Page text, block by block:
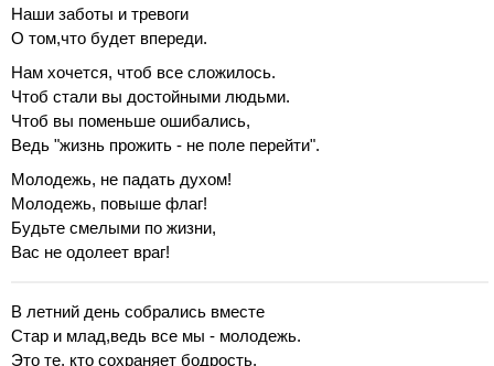
Наши заботы и тревоги
О том,что будет впереди.
Нам хочется, чтоб все сложилось.
Чтоб стали вы достойными людьми.
Чтоб вы поменьше ошибались,
Ведь "жизнь прожить - не поле перейти".
Молодежь, не падать духом!
Молодежь, повыше флаг!
Будьте смелыми по жизни,
Вас не одолеет враг!
В летний день собрались вместе
Стар и млад,ведь все мы - молодежь.
Это те, кто сохраняет бодрость,